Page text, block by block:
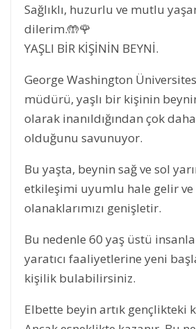
Sağlıklı, huzurlu ve mutlu
dilerim.🤲🌹
YAŞLI BİR KİŞİNİN BEYNİ.
George Washington
müdürü, yaşlı bir kişinin
olarak inanıldığından çok
olduğunu savunuyor.
Bu yaşta, beynin sağ ve sol
etkileşimi uyumlu hale gelir ve
olanaklarımızı genişletir.
Bu nedenle 60 yaş üstü
yaratıcı faaliyetlerine yeni
kişilik bulabilirsiniz.
Elbette beyin artık gençlikteki